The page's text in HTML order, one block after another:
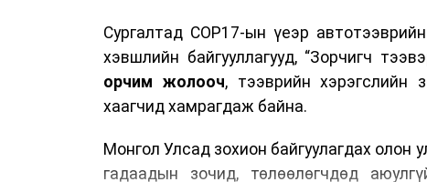
Сургалтад COP17-ын үеэр
хэвшлийн байгууллагууд, “Зорчигч
орчим жолооч, тээврийн хэрэгслийн
хаагчид хамрагдаж байна.
Монгол Улсад зохион байгуулагдах
гадаадын зочид, төлөөлөгчдөд